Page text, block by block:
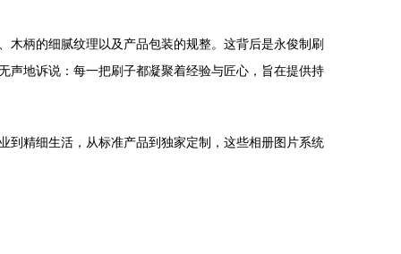
柄的细腻纹理以及产品包装的规整。这背后是永俊制刷
声地诉说：每一把刷子都凝聚着经验与匠心，旨在提供持
到精细生活，从标准产品到独家定制，这些相册图片系统